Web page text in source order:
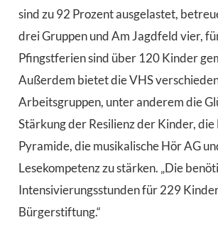
sind zu 92 Prozent ausgelastet,
drei Gruppen und Am Jagdfeld vier,
Pfingstferien sind über 120 Kinder
Außerdem bietet die VHS
Arbeitsgruppen, unter anderem die
Stärkung der Resilienz der Kinder, die
Pyramide, die musikalische Hör AG
Lesekompetenz zu stärken. „Die
Intensivierungsstunden für 229
Bürgerstiftung.“